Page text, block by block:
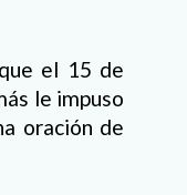
el 15 de
le impuso
oración de